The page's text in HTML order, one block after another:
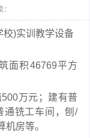
校)实训教学设备
面积46769平方
万元；建有普
通铣工车间，刨/
房等。